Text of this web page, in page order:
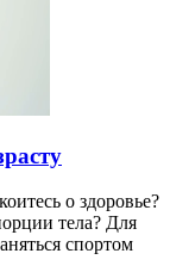
о здоровье?
тела? Для
спортом